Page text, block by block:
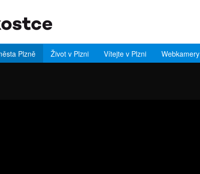
Plzně Život v Plzni Vítejte v Plzni Webkamery